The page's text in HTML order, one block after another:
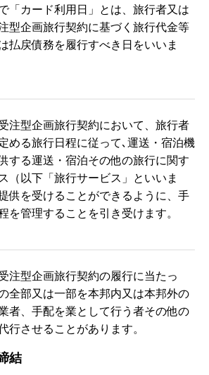
「カード利用日」とは、旅行者又は
型企画旅行契約に基づく旅行代金等
払戻債務を履行すべき日をいいま
型企画旅行契約において、旅行者
める旅行日程に従って､運送・宿泊機
する運送・宿泊その他の旅行に関す
（以下「旅行サービス」といいま
供を受けることができるように、手
を管理することを引き受けます。
型企画旅行契約の履行に当たっ
全部又は一部を本邦内又は本邦外の
者、手配を業として行う者その他の
行させることがあります。
結